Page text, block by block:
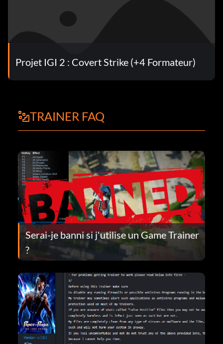
Projet IGI 2 : Covert Strike (+4 Formateur)
TRAINER FAQ
Serai-je banni si j'utilise un Game Trainer
?